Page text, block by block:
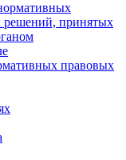
решений, принятых
правовых